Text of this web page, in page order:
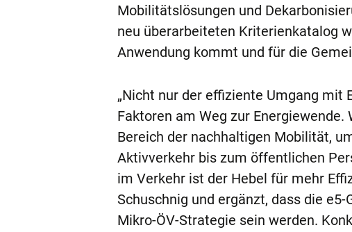
Mobilitätslösungen und
neu überarbeiteten Kriterienkatalog
Anwendung kommt und für die
„Nicht nur der effiziente Umgang mit
Faktoren am Weg zur
Bereich der nachhaltigen Mobilität,
Aktivverkehr bis zum öffentlichen
im Verkehr ist der Hebel für mehr
Schuschnig und ergänzt, dass die
Mikro-ÖV-Strategie sein werden.